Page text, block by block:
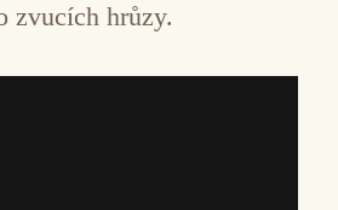
zvucích hrůzy.